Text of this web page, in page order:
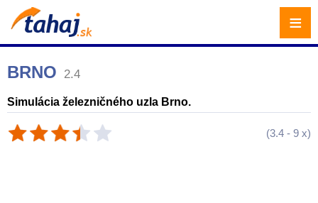
BRNO 2.4
Simulácia železničného uzla Brno.
(3.4 - 9 x)
≡